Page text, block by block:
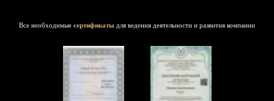
Все необходимые сертификаты для ведения деятельности и развития компании